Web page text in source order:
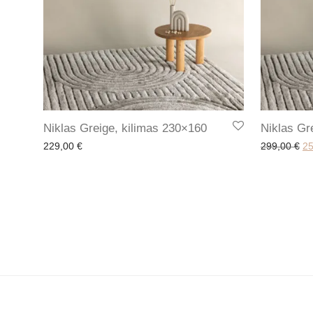
Niklas Greige, kilimas 230×160
229,00 €
Niklas
299,00€